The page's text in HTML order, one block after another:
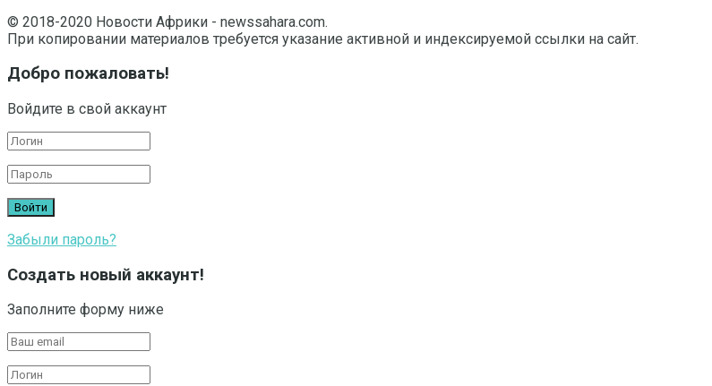
© 2018-2020 Новости Африки - newssahara.com.
При копировании материалов требуется указание активной и индексируемой ссылки на сайт.
Добро пожаловать!
Войдите в свой аккаунт
Забыли пароль?
Создать новый аккаунт!
Заполните форму ниже